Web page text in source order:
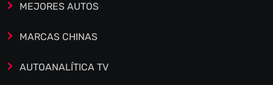
MEJORES AUTOS
MARCAS CHINAS
AUTOANALÍTICA TV